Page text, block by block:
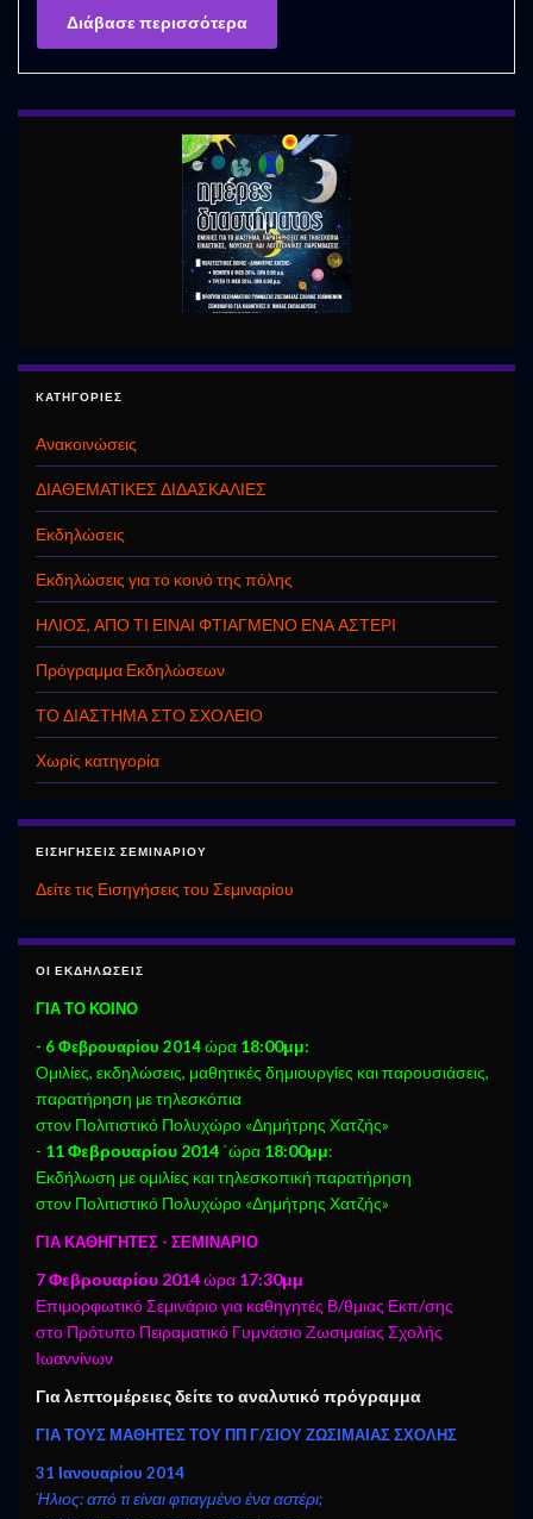
Διάβασε περισσότερα
KΑΤΗΓΟΡΊΕΣ
Ανακοινώσεις
ΔΙΑΘΕΜΑΤΙΚΕΣ ΔΙΔΑΣΚΑΛΙΕΣ
Εκδηλώσεις
Εκδηλώσεις για το κοινό της πόλης
ΗΛΙΟΣ, ΑΠΟ ΤΙ ΕΙΝΑΙ ΦΤΙΑΓΜΕΝΟ ΕΝΑ ΑΣΤΕΡΙ
Πρόγραμμα Εκδηλώσεων
ΤΟ ΔΙΑΣΤΗΜΑ ΣΤΟ ΣΧΟΛΕΙΟ
Χωρίς κατηγορία
ΕΙΣΗΓΉΣΕΙΣ ΣΕΜΙΝΑΡΊΟΥ
Δείτε τις Εισηγήσεις του Σεμιναρίου
ΟΙ ΕΚΔΗΛΏΣΕΙΣ
ΓΙΑ ΤΟ ΚΟΙΝΟ
- 6 Φεβρουαρίου 2014ώρα 18:00μμ:
Ομιλίες, εκδηλώσεις, μαθητικές δημιουργίες και παρουσιάσεις,
παρατήρηση με τηλεσκόπια
στον Πολιτιστικό Πολυχώρο «Δημήτρης Χατζής»
- 11 Φεβρουαρίου 2014 ΄ώρα 18:00μμ:
Εκδήλωση με ομιλίες και τηλεσκοπική παρατήρηση
στον Πολιτιστικό Πολυχώρο «Δημήτρης Χατζής»
ΓΙΑ ΚΑΘΗΓΗΤΕΣ - ΣΕΜΙΝΑΡΙΟ
7 Φεβρουαρίου 2014ώρα 17:30μμ
Επιμορφωτικό Σεμινάριο για καθηγητές Β/θμιας Εκπ/σης
στο Πρότυπο Πειραματικό Γυμνάσιο Ζωσιμαίας Σχολής
Ιωαννίνων
Για λεπτομέρειες δείτε το αναλυτικό πρόγραμμα
ΓΙΑ ΤΟΥΣ ΜΑΘΗΤΕΣ ΤΟΥ ΠΠ Γ/ΣΙΟΥ ΖΩΣΙΜΑΙΑΣ ΣΧΟΛΗΣ
31 Ιανουαρίου 2014
Ήλιος: από τι είναι φτιαγμένο ένα αστέρι;